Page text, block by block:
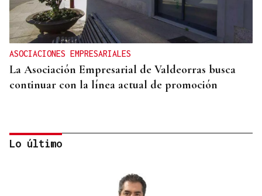
ASOCIACIONES EMPRESARIALES
La Asociación Empresarial de Valdeorras busca
continuar con la línea actual de promoción
Lo último